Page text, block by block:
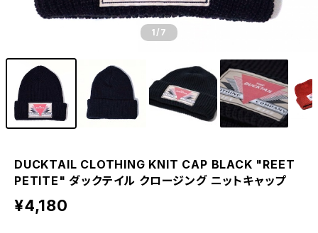
1/7
DUCKTAIL CLOTHING KNIT CAP BLACK "REET
PETITE" ダックテイル クロージング ニットキャップ
¥4,180